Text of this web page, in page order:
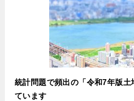
統計問題で頻出の「令和7年版土
ています